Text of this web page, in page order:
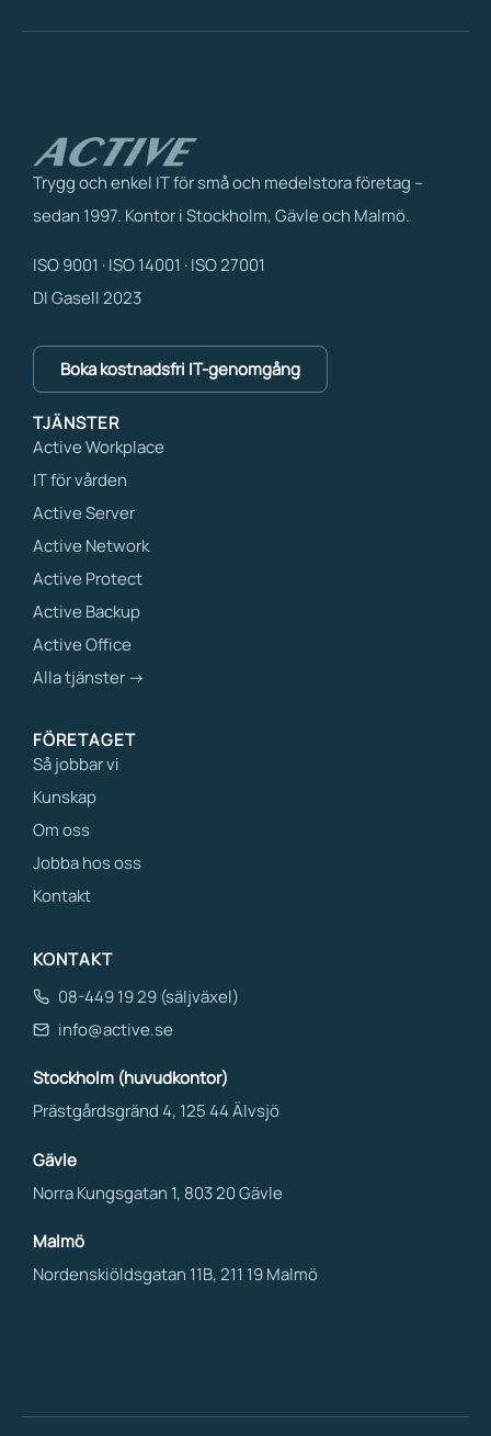
Trygg och enkel IT för små och medelstora företag –
sedan 1997. Kontor i Stockholm, Gävle och Malmö.
ISO 9001 · ISO 14001 · ISO 27001
DI Gasell 2023
Boka kostnadsfri IT-genomgång
TJÄNSTER
Active Workplace
IT för vården
Active Server
Active Network
Active Protect
Active Backup
Active Office
Alla tjänster →
FÖRETAGET
Så jobbar vi
Kunskap
Om oss
Jobba hos oss
Kontakt
KONTAKT
08-449 19 29 (säljväxel)
info@active.se
Stockholm (huvudkontor)
Prästgårdsgränd 4, 125 44 Älvsjö
Gävle
Norra Kungsgatan 1, 803 20 Gävle
Malmö
Nordenskiöldsgatan 11B, 211 19 Malmö